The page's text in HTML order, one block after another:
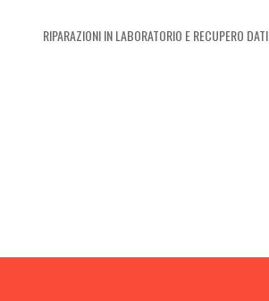
RIPARAZIONI IN LABORATORIO E RECUPERO DATI